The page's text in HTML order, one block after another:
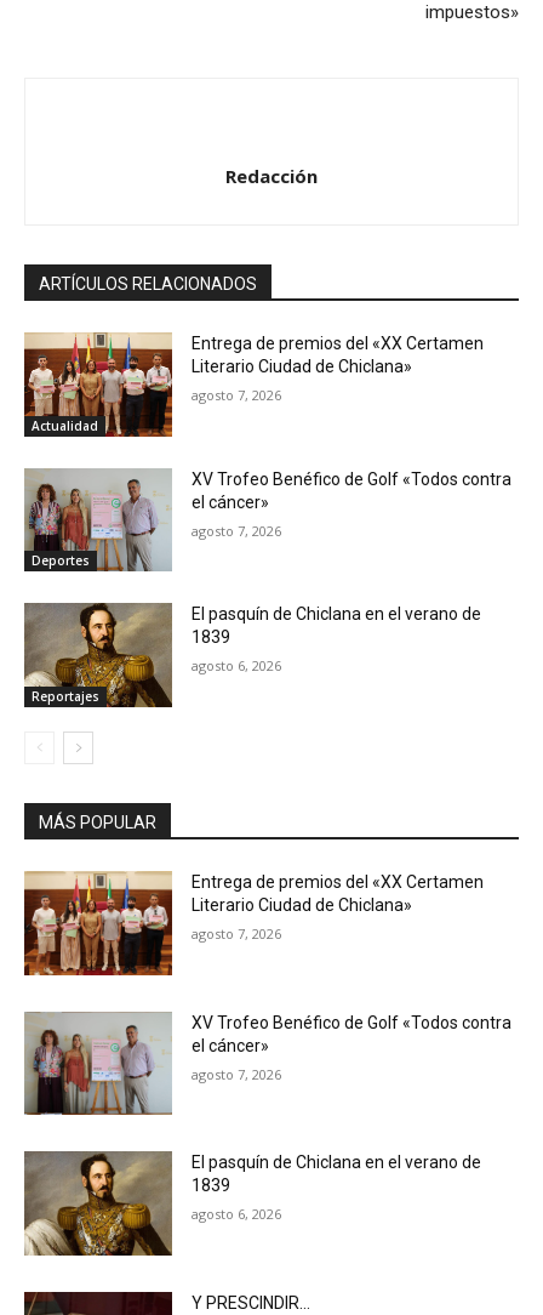
impuestos»
Redacción
ARTÍCULOS RELACIONADOS
Actualidad
Entrega de premios del «XX Certamen
Literario Ciudad de Chiclana»
agosto 7, 2026
Deportes
XV Trofeo Benéfico de Golf «Todos contra
el cáncer»
agosto 7, 2026
Reportajes
El pasquín de Chiclana en el verano de
1839
agosto 6, 2026
MÁS POPULAR
Entrega de premios del «XX Certamen
Literario Ciudad de Chiclana»
agosto 7, 2026
XV Trofeo Benéfico de Golf «Todos contra
el cáncer»
agosto 7, 2026
El pasquín de Chiclana en el verano de
1839
agosto 6, 2026
Y PRESCINDIR…